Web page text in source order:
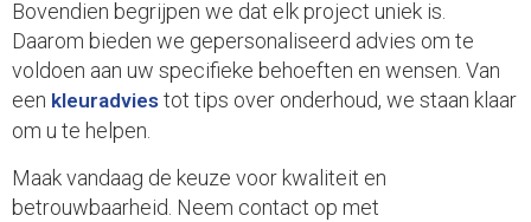
Bovendien begrijpen we dat elk project uniek is.
Daarom bieden we gepersonaliseerd advies om te
voldoen aan uw specifieke behoeften en wensen. Van
een kleuradvies tot tips over onderhoud, we staan klaar
om u te helpen.
Maak vandaag de keuze voor kwaliteit en
betrouwbaarheid. Neem contact op met